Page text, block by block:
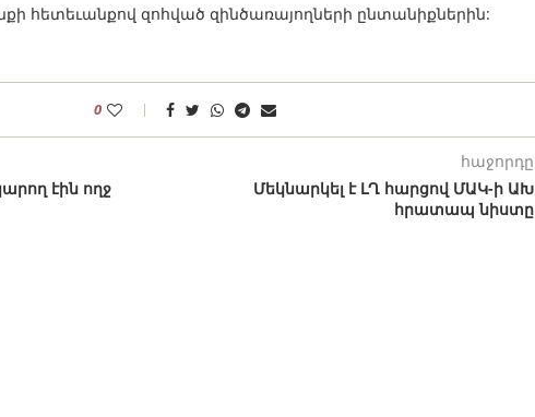
հետեւանքով զոհված զինծառայողների ընտանիքներին:
0
էին ողջ
հաջորդը
Մեկնարկել է ԼՂ հարցով ՄԱԿ-ի ԱԽ
հրատապ նիստը